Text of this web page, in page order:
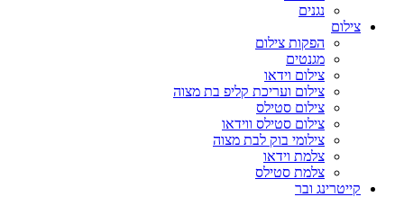
נגנים
צילום
הפקות צילום
מגנטים
צילום וידאו
צילום ועריכת קליפ בת מצוה
צילום סטילס
צילום סטילס ווידאו
צילומי בוק לבת מצוה
צלמת וידאו
צלמת סטילס
קייטרינג ובר